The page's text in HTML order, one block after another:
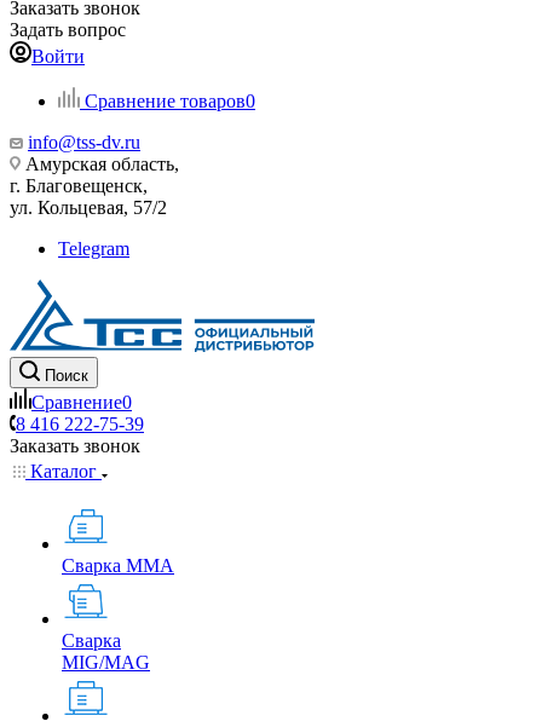
Заказать звонок
Задать вопрос
Войти
Сравнение товаров0
info@tss-dv.ru
Амурская область,
г. Благовещенск,
ул. Кольцевая, 57/2
Telegram
Поиск
Сравнение0
8 416 222-75-39
Заказать звонок
Каталог
Сварка MMA
Сварка
MIG/MAG